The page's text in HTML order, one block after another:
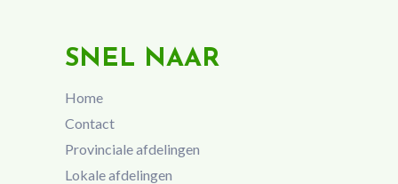
SNEL NAAR
Home
Contact
Provinciale afdelingen
Lokale afdelingen